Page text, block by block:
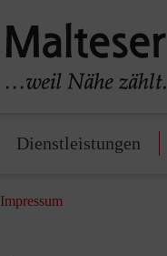
Dienstleistungen
Impressum